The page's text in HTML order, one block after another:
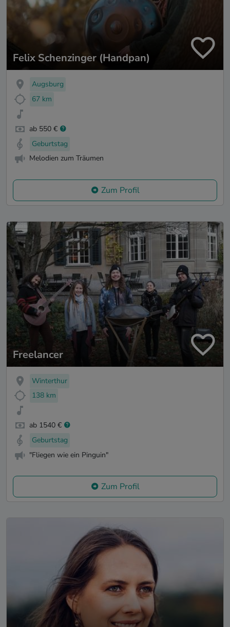
Felix Schenzinger (Handpan)
Augsburg
67 km
ab 550 €
Geburtstag
Melodien zum Träumen
Zum Profil
Freelancer
Winterthur
138 km
ab 1540 €
Geburtstag
"Fliegen wie ein Pinguin"
Zum Profil